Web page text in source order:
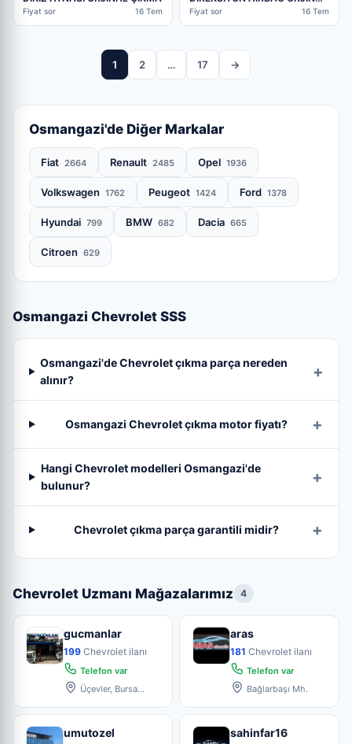
Fiyat sor 16 Tem
ÇIKMA
Fiyat sor 16 Tem
1 2 … 17 →
Osmangazi'de Diğer Markalar
Fiat 2664 Renault 2485 Opel 1936
Volkswagen 1762 Peugeot 1424 Ford 1378
Hyundai 799 BMW 682 Dacia 665
Citroen 629
Osmangazi Chevrolet SSS
Osmangazi'de Chevrolet çıkma parça nereden
alınır?
Osmangazi Chevrolet çıkma motor fiyatı?
Hangi Chevrolet modelleri Osmangazi'de
bulunur?
Chevrolet çıkma parça garantili midir?
Chevrolet Uzmanı Mağazalarımız 4
gucmanlar
199 Chevrolet ilanı
Telefon var
Üçevler, Bursa
Blok
aras
181 Chevrolet ilanı
Telefon var
Bağlarbaşı Mh.
umutozel sahinfar16